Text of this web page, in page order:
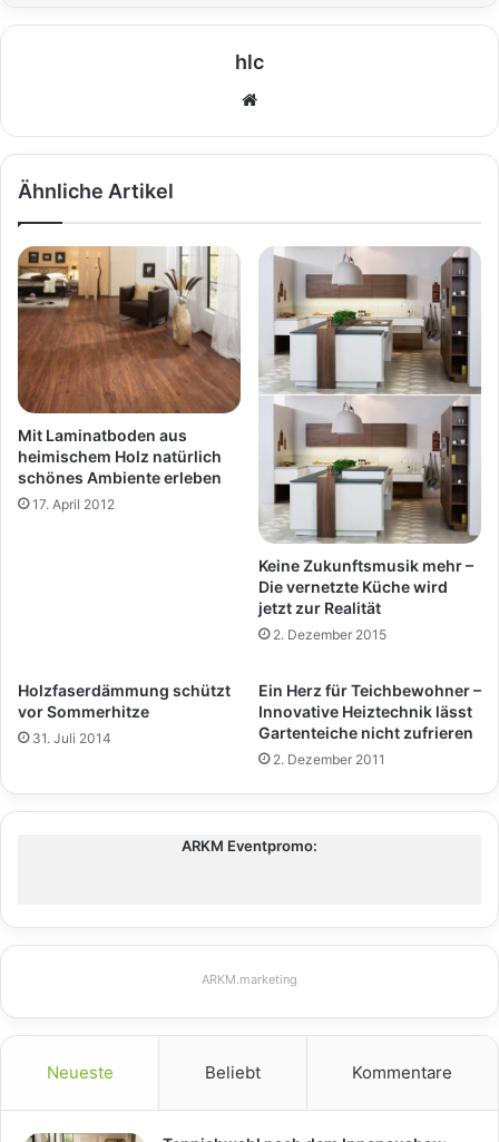
hlc
eit
Ähnliche Artikel
Mit Laminatboden aus
heimischem Holz natürlich
schönes Ambiente erleben
17. April 2012
Keine Zukunftsmusik mehr –
Die vernetzte Küche wird
jetzt zur Realität
2. Dezember 2015
Holzfaserdämmung schützt
vor Sommerhitze
31. Juli 2014
Ein Herz für Teichbewohner –
Innovative Heiztechnik lässt
Gartenteiche nicht zufrieren
2. Dezember 2011
ARKM Eventpromo:
ARKM.marketing
Neueste Beliebt Kommentare